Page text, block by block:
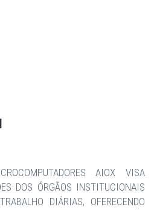
AIOX VISA
DOS ÓRGÃOS INSTITUCIONAIS
DIÁRIAS, OFERECENDO